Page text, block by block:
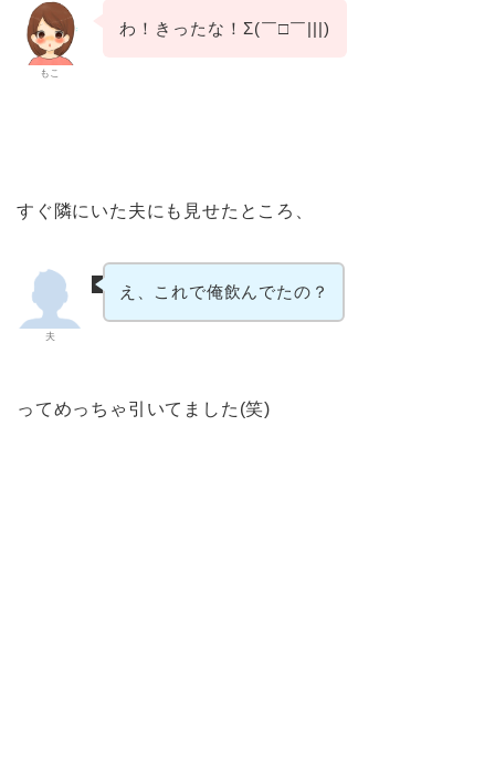
もこ
わ！きったな！Σ(￣□￣|||)
すぐ隣にいた夫にも見せたところ、
夫
え、これで俺飲んでたの？
ってめっちゃ引いてました(笑)